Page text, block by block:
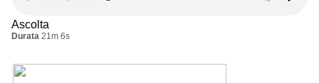
Ascolta
Durata 21m 6s